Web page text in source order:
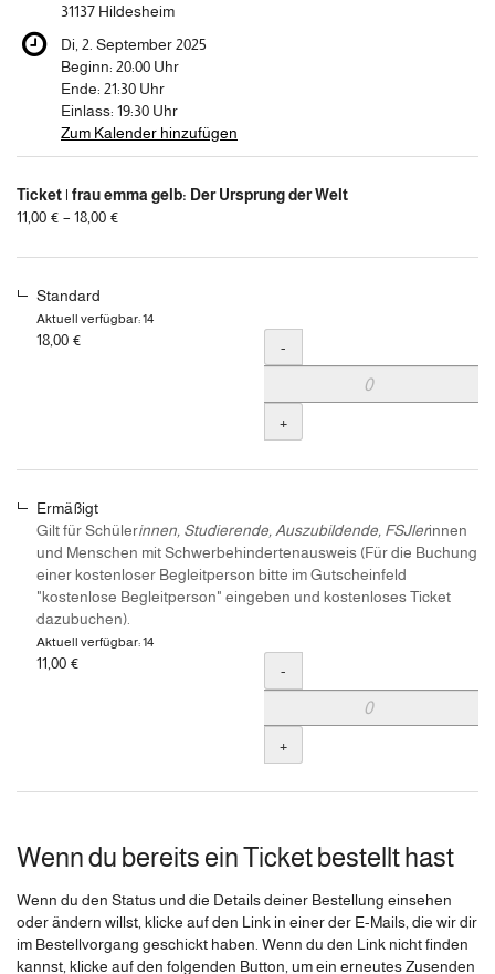
31137 Hildesheim
Di, 2. September 2025
Beginn: 20:00 Uhr
Ende: 21:30 Uhr
Einlass: 19:30 Uhr
Zum Kalender hinzufügen
Unkategorisierte
Ticket | frau emma gelb: Der Ursprung der Welt
von
bis
11,00 € – 18,00 €
Standard
Aktuell verfügbar: 14
18,00 € Menge
-
+
Ermäßigt
Gilt für Schülerinnen, Studierende, Auszubildende, FSJlerinnen
und Menschen mit Schwerbehindertenausweis (Für die Buchung
einer kostenloser Begleitperson bitte im Gutscheinfeld
"kostenlose Begleitperson" eingeben und kostenloses Ticket
dazubuchen).
Aktuell verfügbar: 14
11,00 € Menge
-
+
Wenn du bereits ein Ticket bestellt hast
Wenn du den Status und die Details deiner Bestellung einsehen
oder ändern willst, klicke auf den Link in einer der E-Mails, die wir dir
im Bestellvorgang geschickt haben. Wenn du den Link nicht finden
kannst, klicke auf den folgenden Button, um ein erneutes Zusenden